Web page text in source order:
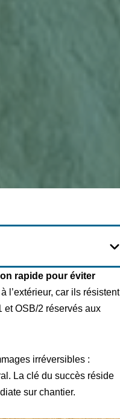
rapide pour éviter
l’extérieur, car ils résistent
et OSB/2 réservés aux
irréversibles :
La clé du succès réside
sur chantier.